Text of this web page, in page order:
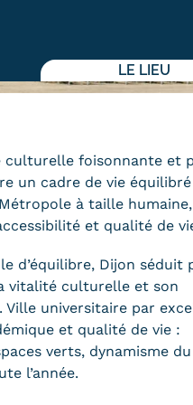
(VAPP)
Cookies
LE LIEU
culturelle foisonnante et
un cadre de vie
à taille
et qualité de
d’équilibre, Dijon séduit
vitalité culturelle et son
Ville universitaire par
et qualité de vie :
verts, dynamisme du
l’année.